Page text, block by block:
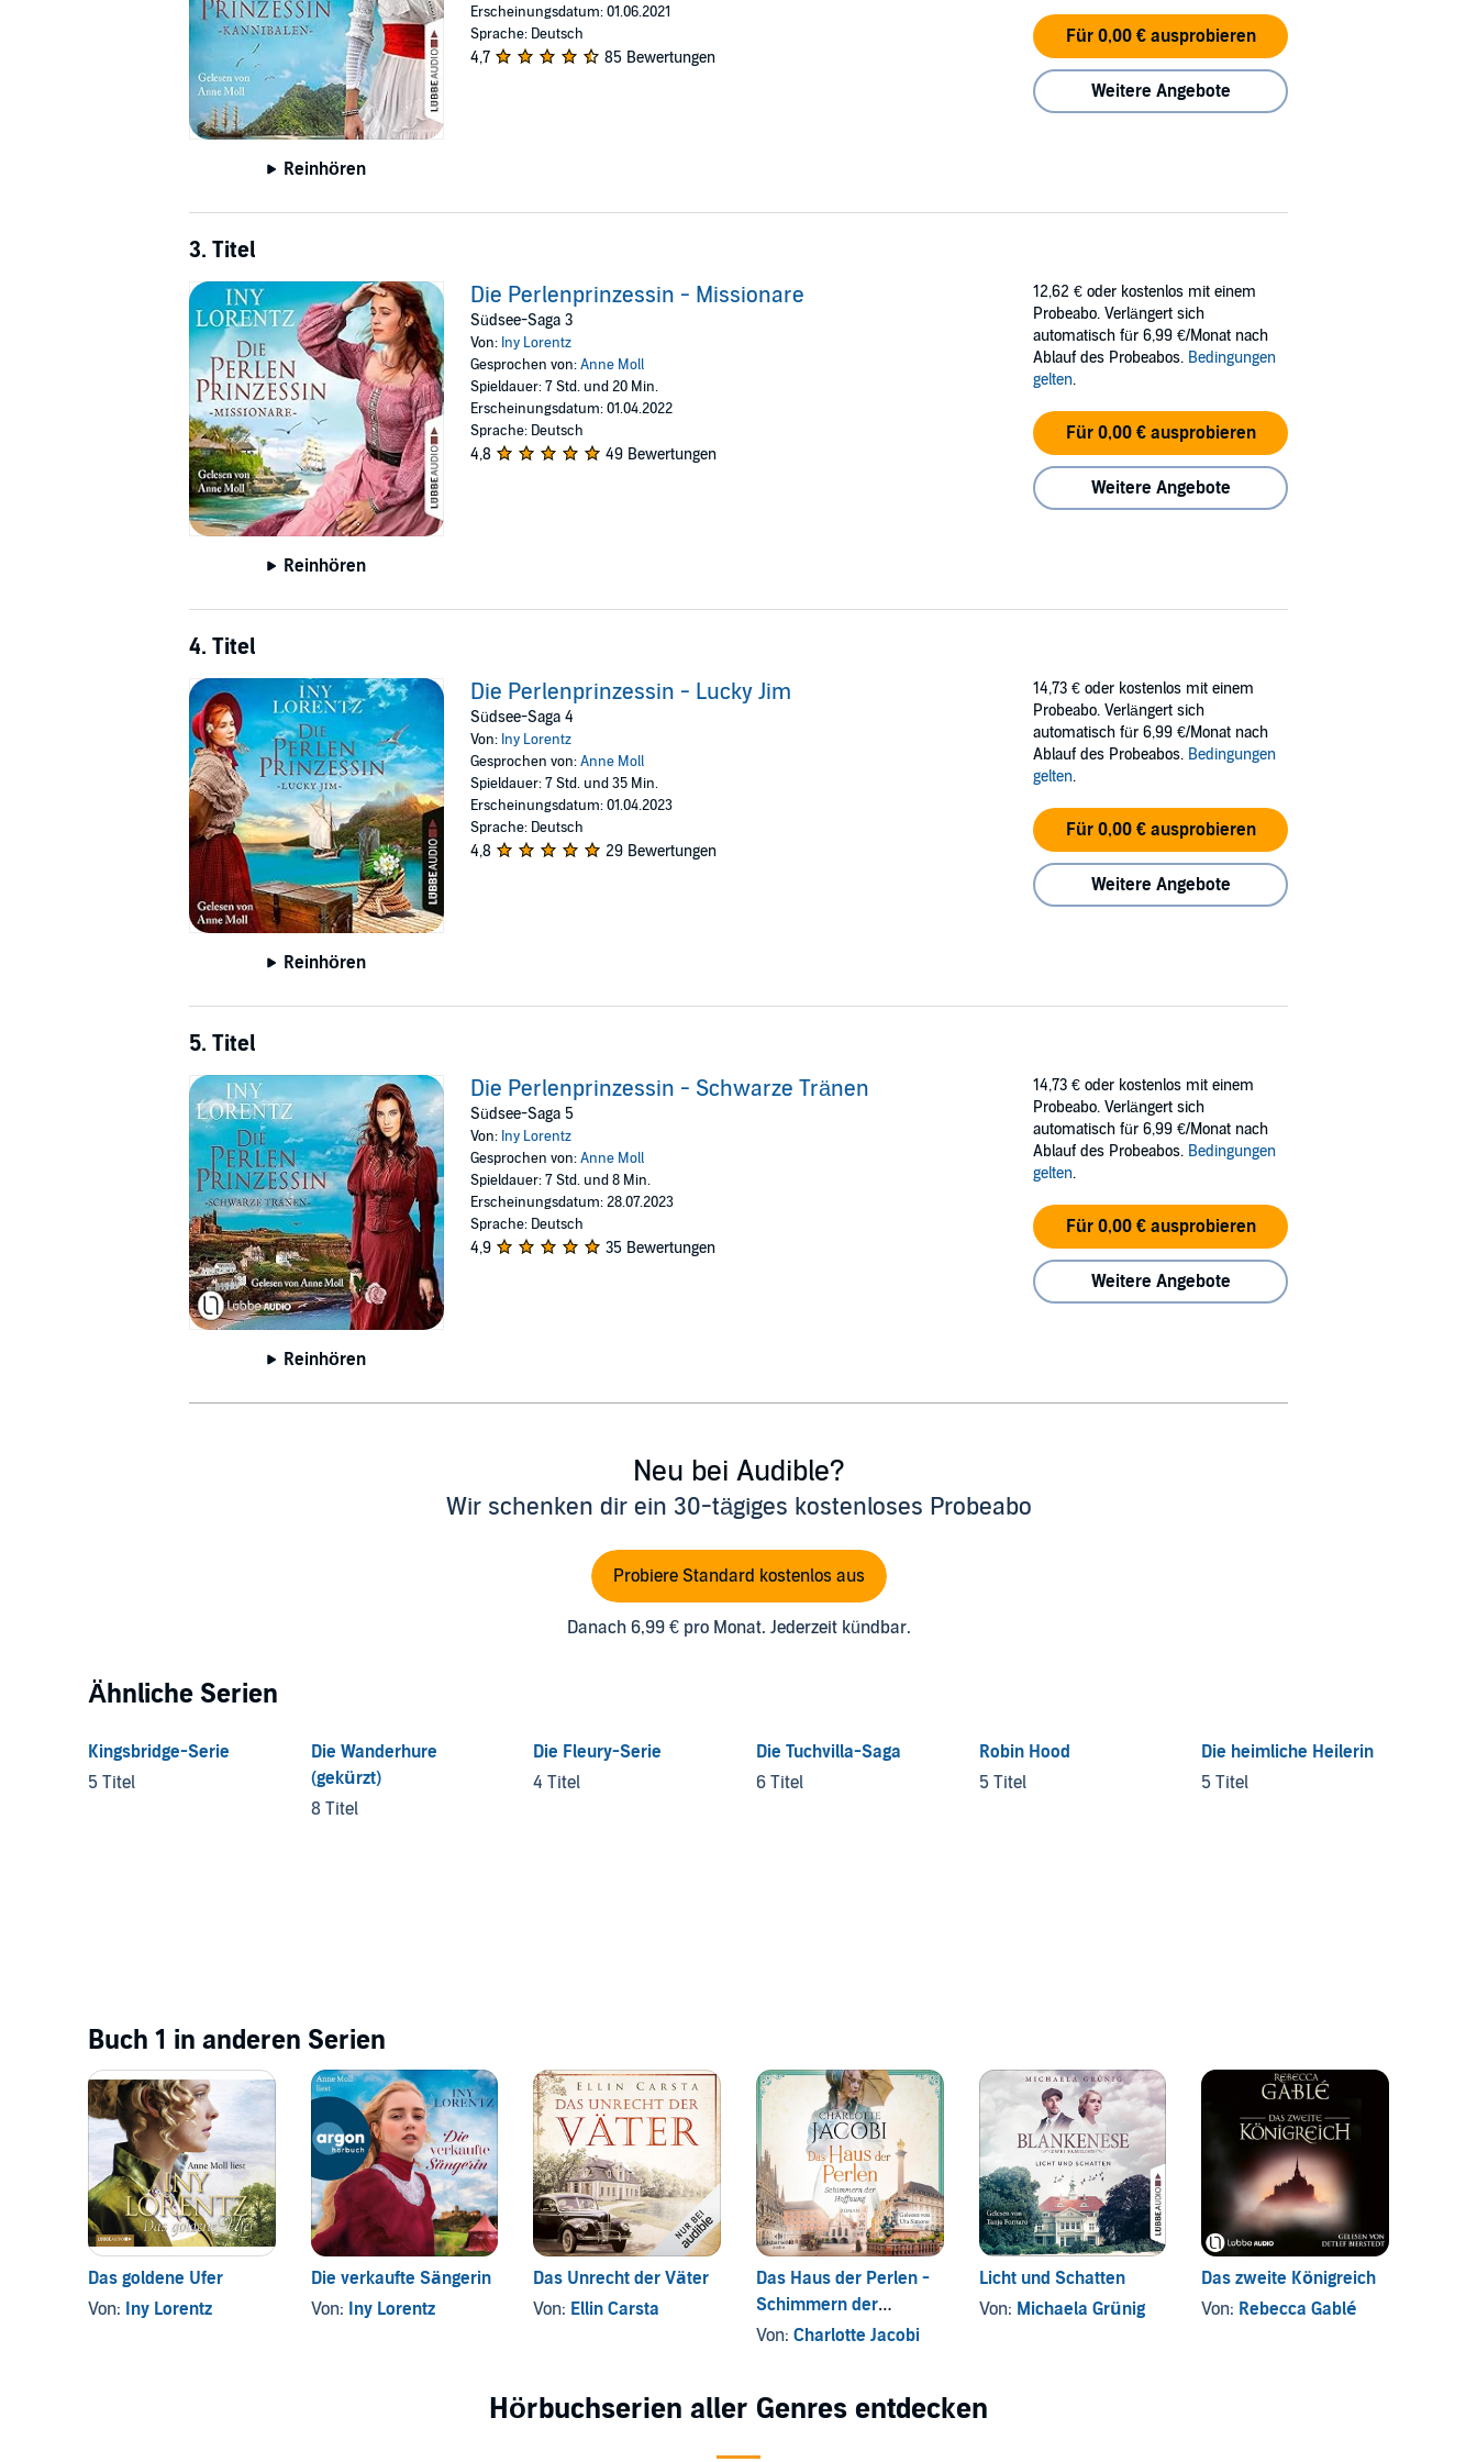
Reinhören
Erscheinungsdatum: 01.06.2021
Sprache: Deutsch
4,7 85 Bewertungen
Für 0,00 € ausprobieren
Weitere Angebote
3. Titel
Reinhören
Die Perlenprinzessin - Missionare
Südsee-Saga 3
Von: Iny Lorentz
Gesprochen von:Anne Moll
Spieldauer: 7 Std. und 20 Min.
Erscheinungsdatum: 01.04.2022
Sprache: Deutsch
4,8 49 Bewertungen
12,62 € oder kostenlos mit einem
Probeabo. Verlängert sich
automatisch für 6,99 €/Monat nach
Ablauf des Probeabos. Bedingungen
gelten.
Für 0,00 € ausprobieren
Weitere Angebote
4. Titel
Reinhören
Die Perlenprinzessin - Lucky Jim
Südsee-Saga 4
Von: Iny Lorentz
Gesprochen von:Anne Moll
Spieldauer: 7 Std. und 35 Min.
Erscheinungsdatum: 01.04.2023
Sprache: Deutsch
4,8 29 Bewertungen
14,73 € oder kostenlos mit einem
Probeabo. Verlängert sich
automatisch für 6,99 €/Monat nach
Ablauf des Probeabos. Bedingungen
gelten.
Für 0,00 € ausprobieren
Weitere Angebote
5. Titel
Reinhören
Die Perlenprinzessin - Schwarze Tränen
Südsee-Saga 5
Von: Iny Lorentz
Gesprochen von:Anne Moll
Spieldauer: 7 Std. und 8 Min.
Erscheinungsdatum: 28.07.2023
Sprache: Deutsch
4,9 35 Bewertungen
14,73 € oder kostenlos mit einem
Probeabo. Verlängert sich
automatisch für 6,99 €/Monat nach
Ablauf des Probeabos. Bedingungen
gelten.
Für 0,00 € ausprobieren
Weitere Angebote
Neu bei Audible?
Wir schenken dir ein 30-tägiges kostenloses Probeabo
Probiere Standard kostenlos aus
Danach 6,99 € pro Monat. Jederzeit kündbar.
Ähnliche Serien
Kingsbridge-Serie
5 Titel
Die Wanderhure
(gekürzt)
8 Titel
Die Fleury-Serie
4 Titel
Die Tuchvilla-Saga
6 Titel
Robin Hood
5 Titel
Die heimliche Heilerin
5 Titel
Buch 1 in anderen Serien
Das goldene Ufer
Von: Iny Lorentz
Die verkaufte Sängerin
Von: Iny Lorentz
Das Unrecht der Väter
Von: Ellin Carsta
Das Haus der Perlen -
Schimmern der
Hoffnung
Von: Charlotte Jacobi
Licht und Schatten
Von: Michaela Grünig
Das zweite Königreich
Von: Rebecca Gablé
Hörbuchserien aller Genres entdecken